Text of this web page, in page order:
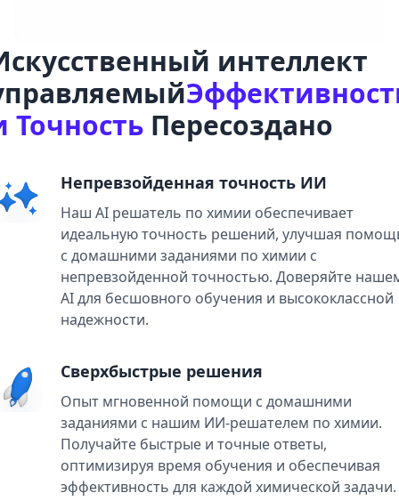
интеллект
ТочностьПересоздано
Непревзойденная точность ИИ
Наш AI решатель по химии обеспечивает
идеальную точность решений, улучшая
с домашними заданиями по химии с
непревзойденной точностью. Доверяйте
AI для бесшовного обучения и высококлассной
надежности.
Сверхбыстрые решения
Опыт мгновенной помощи с домашними
заданиями с нашим ИИ-решателем по химии.
Получайте быстрые и точные ответы,
оптимизируя время обучения и обеспечивая
эффективность для каждой химической задачи.